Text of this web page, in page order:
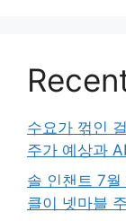
수요가 꺾인
주가 예상과
솔 인챈트 7
클이 넷마블